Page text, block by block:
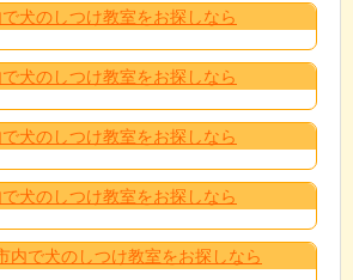
犬のしつけ教室をお探しなら
犬のしつけ教室をお探しなら
犬のしつけ教室をお探しなら
犬のしつけ教室をお探しなら
内で犬のしつけ教室をお探しなら